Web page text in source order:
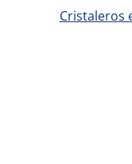
Cristaleros